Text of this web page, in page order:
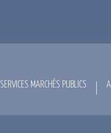
SERVICES MARCHÉS PUBLICS